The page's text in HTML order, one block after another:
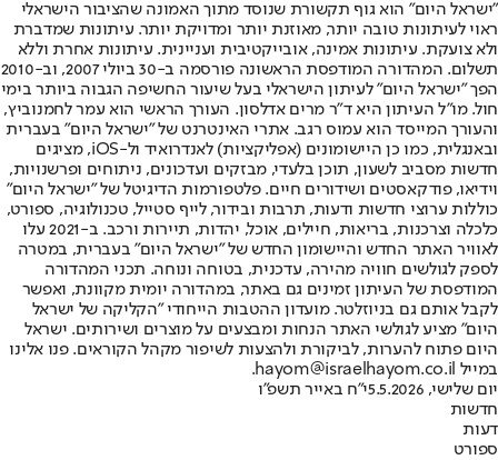
"ישראל היום" הוא גוף תקשורת שנוסד מתוך האמונה שהציבור הישראלי
ראוי לעיתונות טובה יותר, מאוזנת יותר ומדויקת יותר. עיתונות שמדברת
ולא צועקת. עיתונות אמינה, אובייקטיבית ועניינית. עיתונות אחרת וללא
תשלום. המהדורה המודפסת הראשונה פורסמה ב-30 ביולי 2007, וב-2010
הפך "ישראל היום" לעיתון הישראלי בעל שיעור החשיפה הגבוה ביותר בימי
חול. מו"ל העיתון היא ד"ר מרים אדלסון. העורך הראשי הוא עמר לחמנוביץ,
והעורך המייסד הוא עמוס רגב. אתרי האינטרנט של "ישראל היום" בעברית
ובאנגלית, כמו כן היישומונים (אפליקציות) לאנדרואיד ול-iOS, מציגים
חדשות מסביב לשעון, תוכן בלעדי, מבזקים ועדכונים, ניתוחים ופרשנויות,
וידיאו, פודקאסטים ושידורים חיים. פלטפורמות הדיגיטל של "ישראל היום"
כוללות ערוצי חדשות ודעות, תרבות ובידור, לייף סטייל, טכנולוגיה, ספורט,
כלכלה וצרכנות, בריאות, חיילים, אוכל, יהדות, תיירות ורכב. ב-2021 עלו
לאוויר האתר החדש והיישומון החדש של "ישראל היום" בעברית, במטרה
לספק לגולשים חוויה מהירה, עדכנית, בטוחה ונוחה. תכני המהדורה
המודפסת של העיתון זמינים גם באתר, במהדורה יומית מקוונת, ואפשר
לקבל אותם גם בניוזלטר. מועדון ההטבות הייחודי "הקליקה של ישראל
היום" מציע לגולשי האתר הנחות ומבצעים על מוצרים ושירותים. ישראל
היום פתוח להערות, לביקורת ולהצעות לשיפור מקהל הקוראים. פנו אלינו
במייל hayom@israelhayom.co.il.
יום שלישי, 5.5.2026
י"ח באייר תשפ"ו
חדשות
דעות
ספורט